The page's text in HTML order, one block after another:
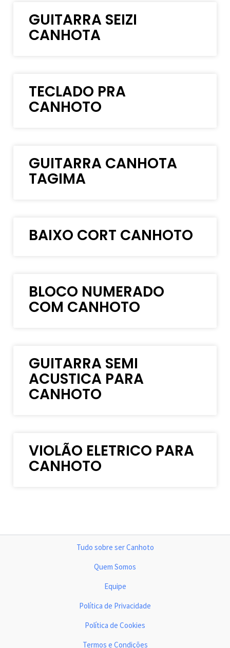
GUITARRA SEIZI
CANHOTA
TECLADO PRA
CANHOTO
GUITARRA CANHOTA
TAGIMA
BAIXO CORT CANHOTO
BLOCO NUMERADO
COM CANHOTO
GUITARRA SEMI
ACUSTICA PARA
CANHOTO
VIOLÃO ELETRICO PARA
CANHOTO
Tudo sobre ser Canhoto
Quem Somos
Equipe
Política de Privacidade
Política de Cookies
Termos e Condições